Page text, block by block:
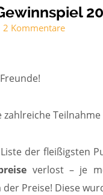
2 Kommentare
zahlreiche
der fleißigsten
verlost – je
der Preise! Diese